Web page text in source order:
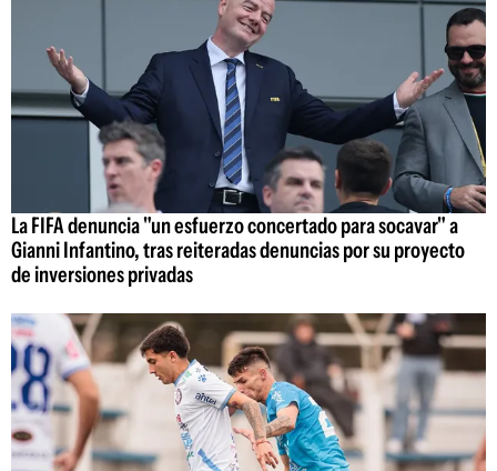
La FIFA denuncia "un esfuerzo concertado para socavar" a
Gianni Infantino, tras reiteradas denuncias por su proyecto
de inversiones privadas